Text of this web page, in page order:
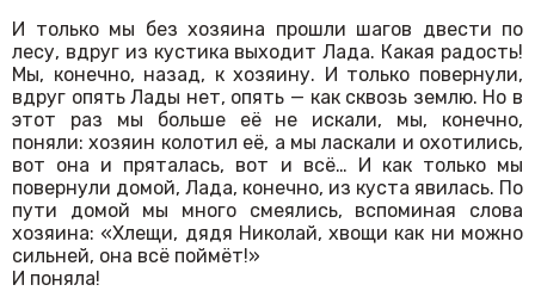
И только мы без хозяина прошли шагов двести по
лесу, вдруг из кустика выходит Лада. Какая радость!
Мы, конечно, назад, к хозяину. И только повернули,
вдруг опять Лады нет, опять — как сквозь землю. Но в
этот раз мы больше её не искали, мы, конечно,
поняли: хозяин колотил её, а мы ласкали и охотились,
вот она и пряталась, вот и всё… И как только мы
повернули домой, Лада, конечно, из куста явилась. По
пути домой мы много смеялись, вспоминая слова
хозяина: «Хлещи, дядя Николай, хвощи как ни можно
сильней, она всё поймёт!»
И поняла!